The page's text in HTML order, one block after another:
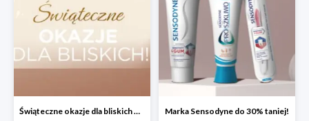
Świąteczne okazje dla bliskich w ezebra.pl do -50% Marka Sensodyne do 30% taniej!